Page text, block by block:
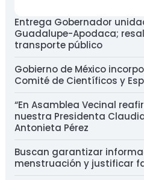
Entrega Gobernador
Guadalupe-Apodaca;
transporte público
Gobierno de México
Comité de Científicos y
“En Asamblea Vecinal
nuestra Presidenta
Antonieta Pérez
Buscan garantizar
menstruación y justificar